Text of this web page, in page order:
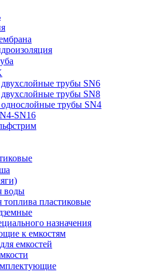
трубы SN6
трубы SN8
трубы SN4
SN16
воды
топлива пластиковые
назначения
к емкостям
емкостей